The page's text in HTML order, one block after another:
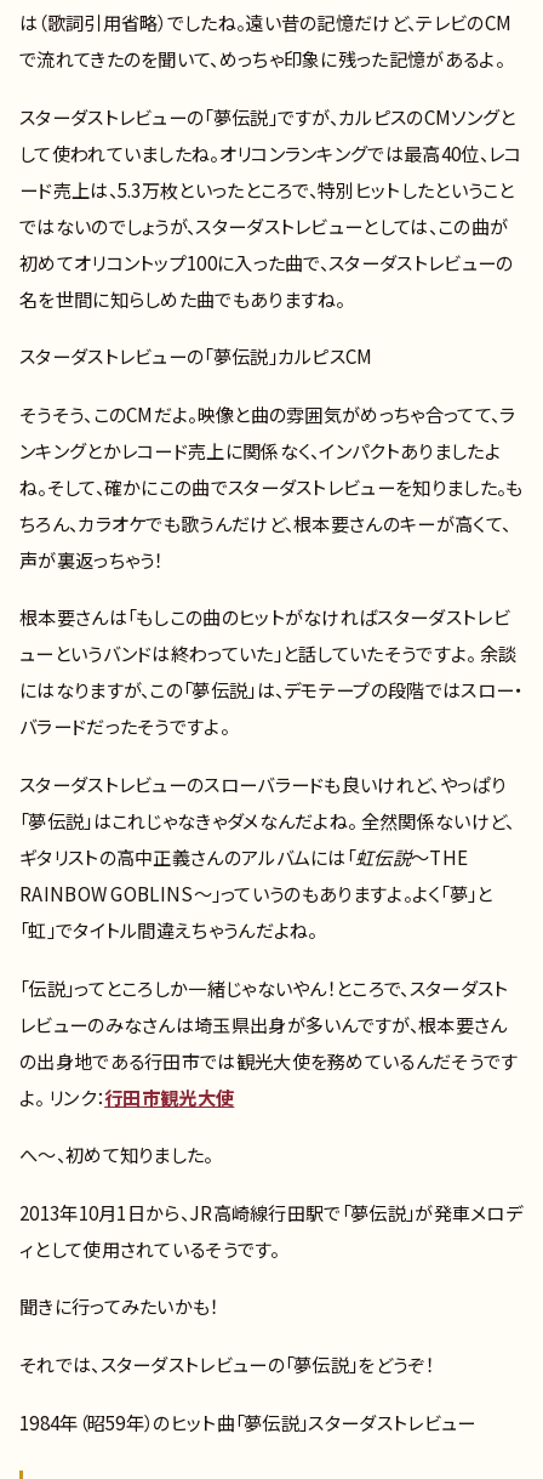
は（歌詞引用省略）でしたね。遠い昔の記憶だけど、テレビのCM
で流れてきたのを聞いて、めっちゃ印象に残った記憶があるよ。
スターダストレビューの「夢伝説」ですが、カルピスのCMソングと
して使われていましたね。オリコンランキングでは最高40位、レコ
ード売上は、5.3万枚といったところで、特別ヒットしたということ
ではないのでしょうが、スターダストレビューとしては、この曲が
初めてオリコントップ100に入った曲で、スターダストレビューの
名を世間に知らしめた曲でもありますね。
スターダストレビューの「夢伝説」カルピスCM
そうそう、このCMだよ。映像と曲の雰囲気がめっちゃ合ってて、ラ
ンキングとかレコード売上に関係なく、インパクトありましたよ
ね。そして、確かにこの曲でスターダストレビューを知りました。も
ちろん、カラオケでも歌うんだけど、根本要さんのキーが高くて、
声が裏返っちゃう！
根本要さんは「もしこの曲のヒットがなければスターダストレビ
ューというバンドは終わっていた」と話していたそうですよ。 余談
にはなりますが、この「夢伝説」は、デモテープの段階ではスロー・
バラードだったそうですよ。
スターダストレビューのスローバラードも良いけれど、やっぱり
「夢伝説」はこれじゃなきゃダメなんだよね。 全然関係ないけど、
ギタリストの高中正義さんのアルバムには「虹伝説～THE
RAINBOW GOBLINS～」っていうのもありますよ。よく「夢」と
「虹」でタイトル間違えちゃうんだよね。
「伝説」ってところしか一緒じゃないやん！ところで、スターダスト
レビューのみなさんは埼玉県出身が多いんですが、根本要さん
の出身地である行田市では観光大使を務めているんだそうです
よ。 リンク：行田市観光大使
へ～、初めて知りました。
2013年10月1日から、JR高崎線行田駅で「夢伝説」が発車メロデ
ィとして使用されているそうです。
聞きに行ってみたいかも！
それでは、スターダストレビューの「夢伝説」をどうぞ！
1984年（昭59年）のヒット曲「夢伝説」スターダストレビュー